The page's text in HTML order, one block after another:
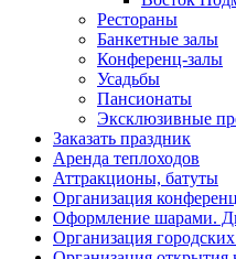
Рестораны
Банкетные залы
Конференц-залы
Усадьбы
Пансионаты
Эксклюзивные
Заказать праздник
Аренда теплоходов
Аттракционы, батуты
Организация
Оформление шарами.
Организация